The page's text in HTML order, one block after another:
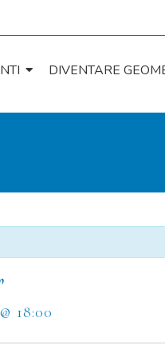
DIVENTARE
18:00